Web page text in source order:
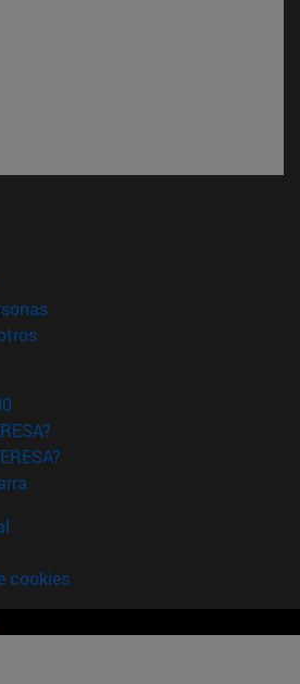
nueva ventana)
(abre en nueva ventana)
(abre en nueva ventana)
cookies